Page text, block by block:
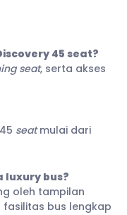
45 seat?
seat, serta akses
seatmulai dari
luxury bus?
oleh tampilan
fasilitas bus lengkap